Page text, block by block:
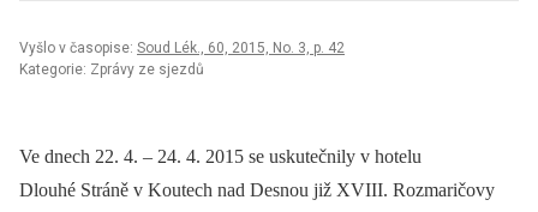
Vyšlo v časopise: Soud Lék., 60, 2015, No. 3, p. 42
Kategorie: Zprávy ze sjezdů
Ve dnech 22. 4. –⁠ 24. 4. 2015 se uskutečnily v hotelu
Dlouhé Stráně v Koutech nad Desnou již XVIII. Rozmaričovy